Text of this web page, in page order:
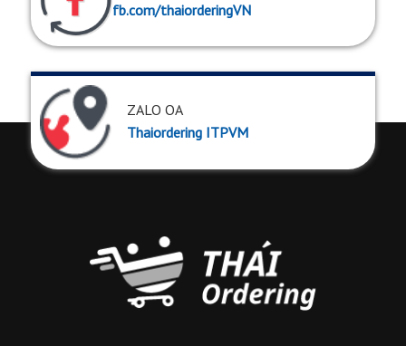
fb.com/thaiorderingVN
ZALO OA
Thaiordering ITPVM